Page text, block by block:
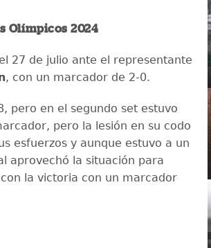
Olímpicos 2024
27 de julio ante el representante
, con un marcador de 2-0.
pero en el segundo set estuvo
pero la lesión en su codo
esfuerzos y aunque estuvo a un
aprovechó la situación para
la victoria con un marcador